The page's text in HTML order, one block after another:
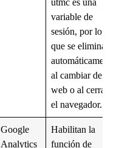
variable de
sesión, por lo
que se elimina
automáticamente
al cambiar de
web o al cerrar
el navegador.
Google
Analytics
Habilitan la
función de